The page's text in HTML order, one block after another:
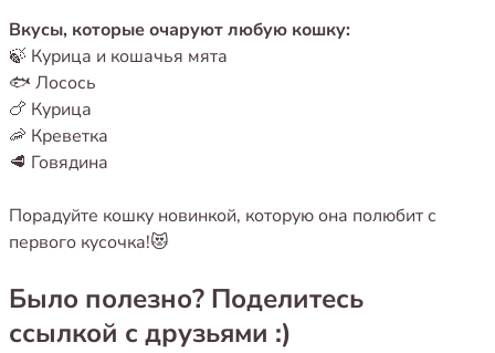
Вкусы, которые очаруют любую кошку:
🍃 Курица и кошачья мята
🐟 Лосось
🍗 Курица
🦐 Креветка
🥩 Говядина
Порадуйте кошку новинкой, которую она полюбит с
первого кусочка!😻
Было полезно? Поделитесь
ссылкой с друзьями :)